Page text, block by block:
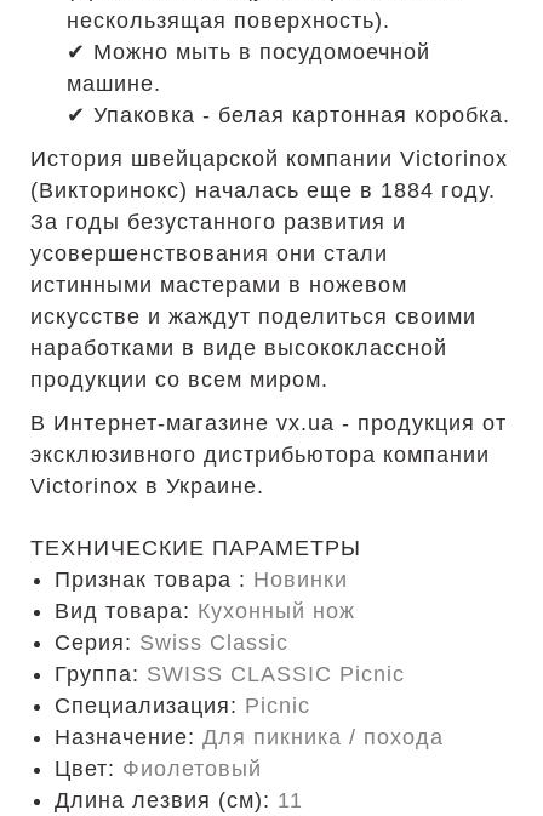
нескользящая поверхность).
✔ Можно мыть в посудомоечной
машине.
✔ Упаковка - белая картонная коробка.
История швейцарской компании Victorinox
(Викторинокс) началась еще в 1884 году.
За годы безустанного развития и
усовершенствования они стали
истинными мастерами в ножевом
искусстве и жаждут поделиться своими
наработками в виде высококлассной
продукции со всем миром.
В Интернет-магазине vx.ua - продукция от
эксклюзивного дистрибьютора компании
Victorinox в Украине.
ТЕХНИЧЕСКИЕ ПАРАМЕТРЫ
Признак товара : Новинки
Вид товара: Кухонный нож
Серия: Swiss Classic
Группа: SWISS CLASSIC Picnic
Специализация: Picnic
Назначение: Для пикника / похода
Цвет: Фиолетовый
Длина лезвия (см): 11